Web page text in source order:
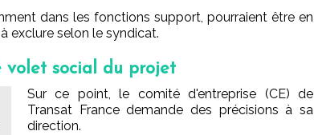
dans les fonctions support, pourraient être en
exclure selon le syndicat.
volet social du projet
Sur ce point, le comité d'entreprise (CE) de
Transat France demande des précisions à sa
direction.